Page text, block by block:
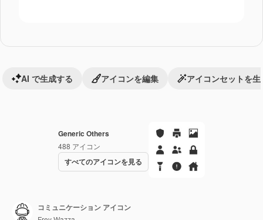
Generic Others
488 アイコン
すべてのアイコンを見る
AI で生成する アイコンを編集 アイコンセットを生
コミュニケーション アイコン